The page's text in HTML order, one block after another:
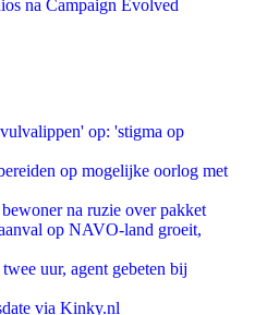
na Campaign Evolved
op: 'stigma op
op mogelijke oorlog met
na ruzie over pakket
op NAVO-land groeit,
uur, agent gebeten bij
via Kinky.nl